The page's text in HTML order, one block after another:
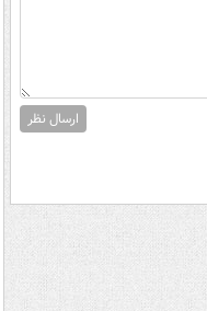
ارسال نظر